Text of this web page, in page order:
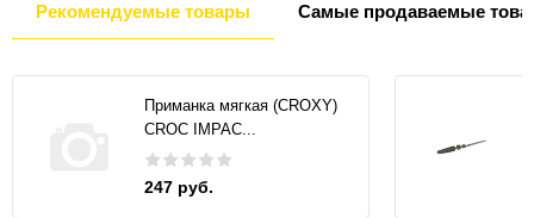
Рекомендуемые товары Самые продаваемые
Приманка мягкая (CROXY)
CROC IMPAC...
247 руб.